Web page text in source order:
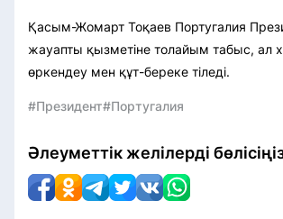
Қасым-Жомарт Тоқаев Португалия
жауапты қызметіне толайым табыс, ал
өркендеу мен құт-береке тіледі.
#Президент#Португалия
Әлеуметтік желілерді